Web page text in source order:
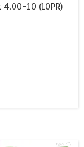
10 (10PR)